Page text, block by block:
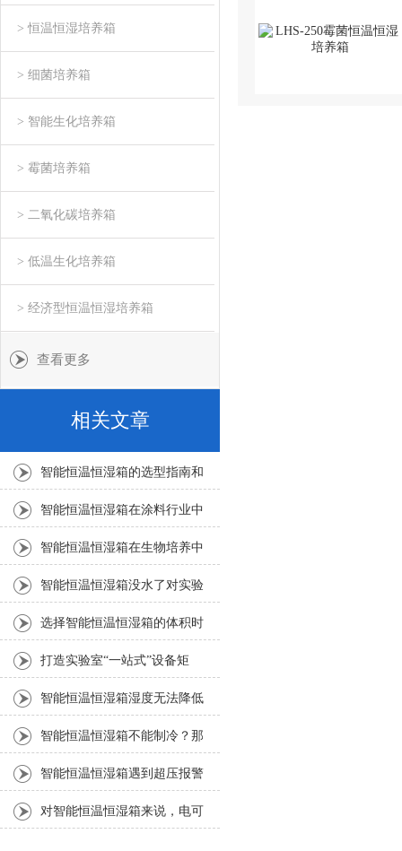
> 恒温恒湿培养箱
> 细菌培养箱
> 智能生化培养箱
> 霉菌培养箱
> 二氧化碳培养箱
> 低温生化培养箱
> 经济型恒温恒湿培养箱
查看更多
相关文章
智能恒温恒湿箱的选型指南和
注意事项
智能恒温恒湿箱在涂料行业中
的应用
智能恒温恒湿箱在生物培养中
的应用
智能恒温恒湿箱没水了对实验
有何影响？
选择智能恒温恒湿箱的体积时
可以参考这个
打造实验室“一站式”设备矩
阵！上海培因赋能科研创新高
智能恒温恒湿箱湿度无法降低
的原因与解决策略
智能恒温恒湿箱不能制冷？那
问题可大了
智能恒温恒湿箱遇到超压报警
要如何解决？
对智能恒温恒湿箱来说，电可